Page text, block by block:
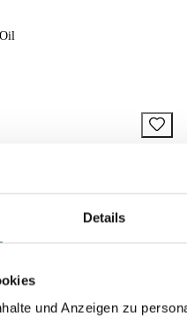
Details
und Anzeigen zu